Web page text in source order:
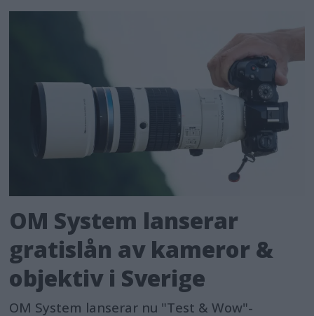
OM System lanserar
gratislån av kameror &
objektiv i Sverige
OM System lanserar nu "Test & Wow"-